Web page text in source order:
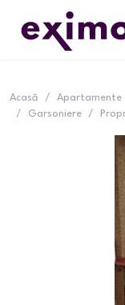
Acasă / Apartamente
/
Garsoniere /